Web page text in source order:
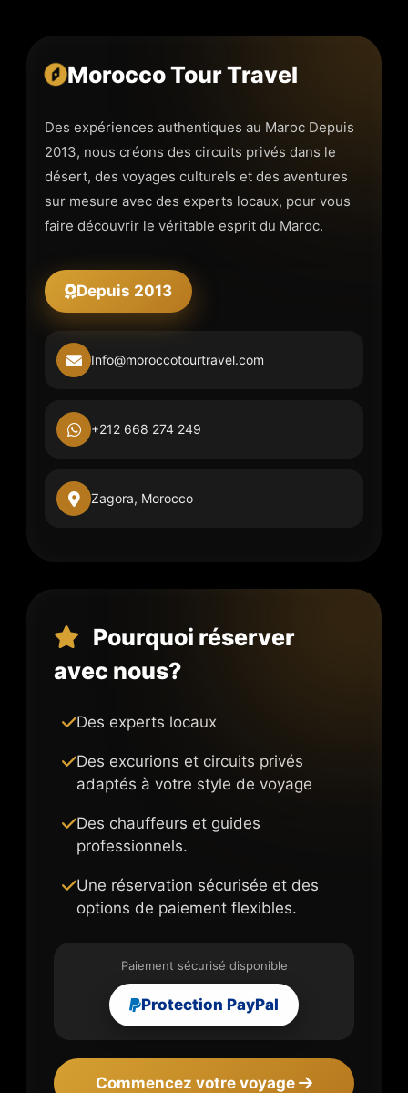
Morocco Tour Travel
Des expériences authentiques au Maroc Depuis
2013, nous créons des circuits privés dans le
désert, des voyages culturels et des aventures
sur mesure avec des experts locaux, pour vous
faire découvrir le véritable esprit du Maroc.
Depuis 2013
Info@moroccotourtravel.com
+212 668 274 249
Zagora, Morocco
Pourquoi réserver
avec nous?
Des experts locaux
Des excurions et circuits privés
adaptés à votre style de voyage
Des chauffeurs et guides
professionnels.
Une réservation sécurisée et des
options de paiement flexibles.
Paiement sécurisé disponible
Protection PayPal
Commencez votre voyage